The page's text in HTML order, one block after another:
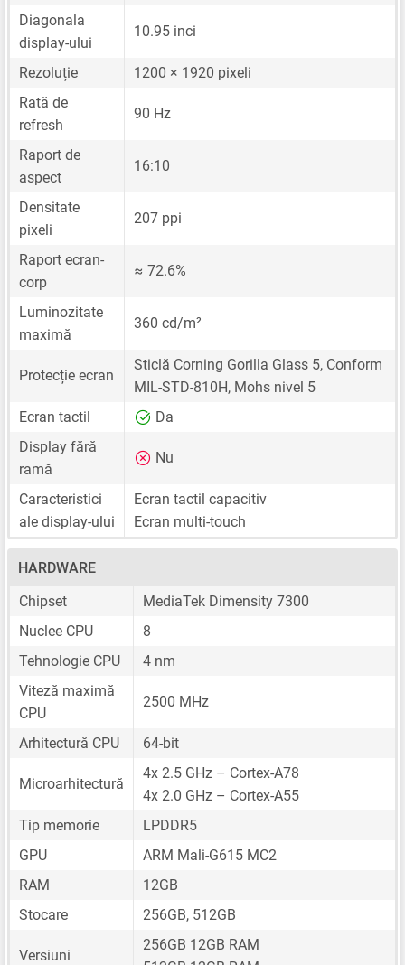
Diagonala
display-ului
10.95 inci
Rezoluție
1200 × 1920 pixeli
Rată de
refresh
90 Hz
Raport de
aspect
16:10
Densitate
pixeli
207 ppi
Raport ecran-
corp
≈ 72.6%
Luminozitate
maximă
360 cd/m²
Protecție ecran
Sticlă Corning Gorilla Glass 5, Conform
MIL-STD-810H, Mohs nivel 5
Ecran tactil
Da
Display fără
ramă
Nu
Caracteristici
ale display-ului
Ecran tactil capacitiv
Ecran multi-touch
HARDWARE
Chipset
MediaTek Dimensity 7300
Nuclee CPU
8
Tehnologie CPU
4 nm
Viteză maximă
CPU
2500 MHz
Arhitectură CPU 64-bit
Microarhitectură
4x 2.5 GHz – Cortex-A78
4x 2.0 GHz – Cortex-A55
Tip memorie
LPDDR5
GPU
ARM Mali-G615 MC2
RAM
12GB
Stocare
256GB, 512GB
Versiuni
256GB 12GB RAM